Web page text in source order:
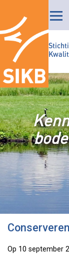
Op 10 september